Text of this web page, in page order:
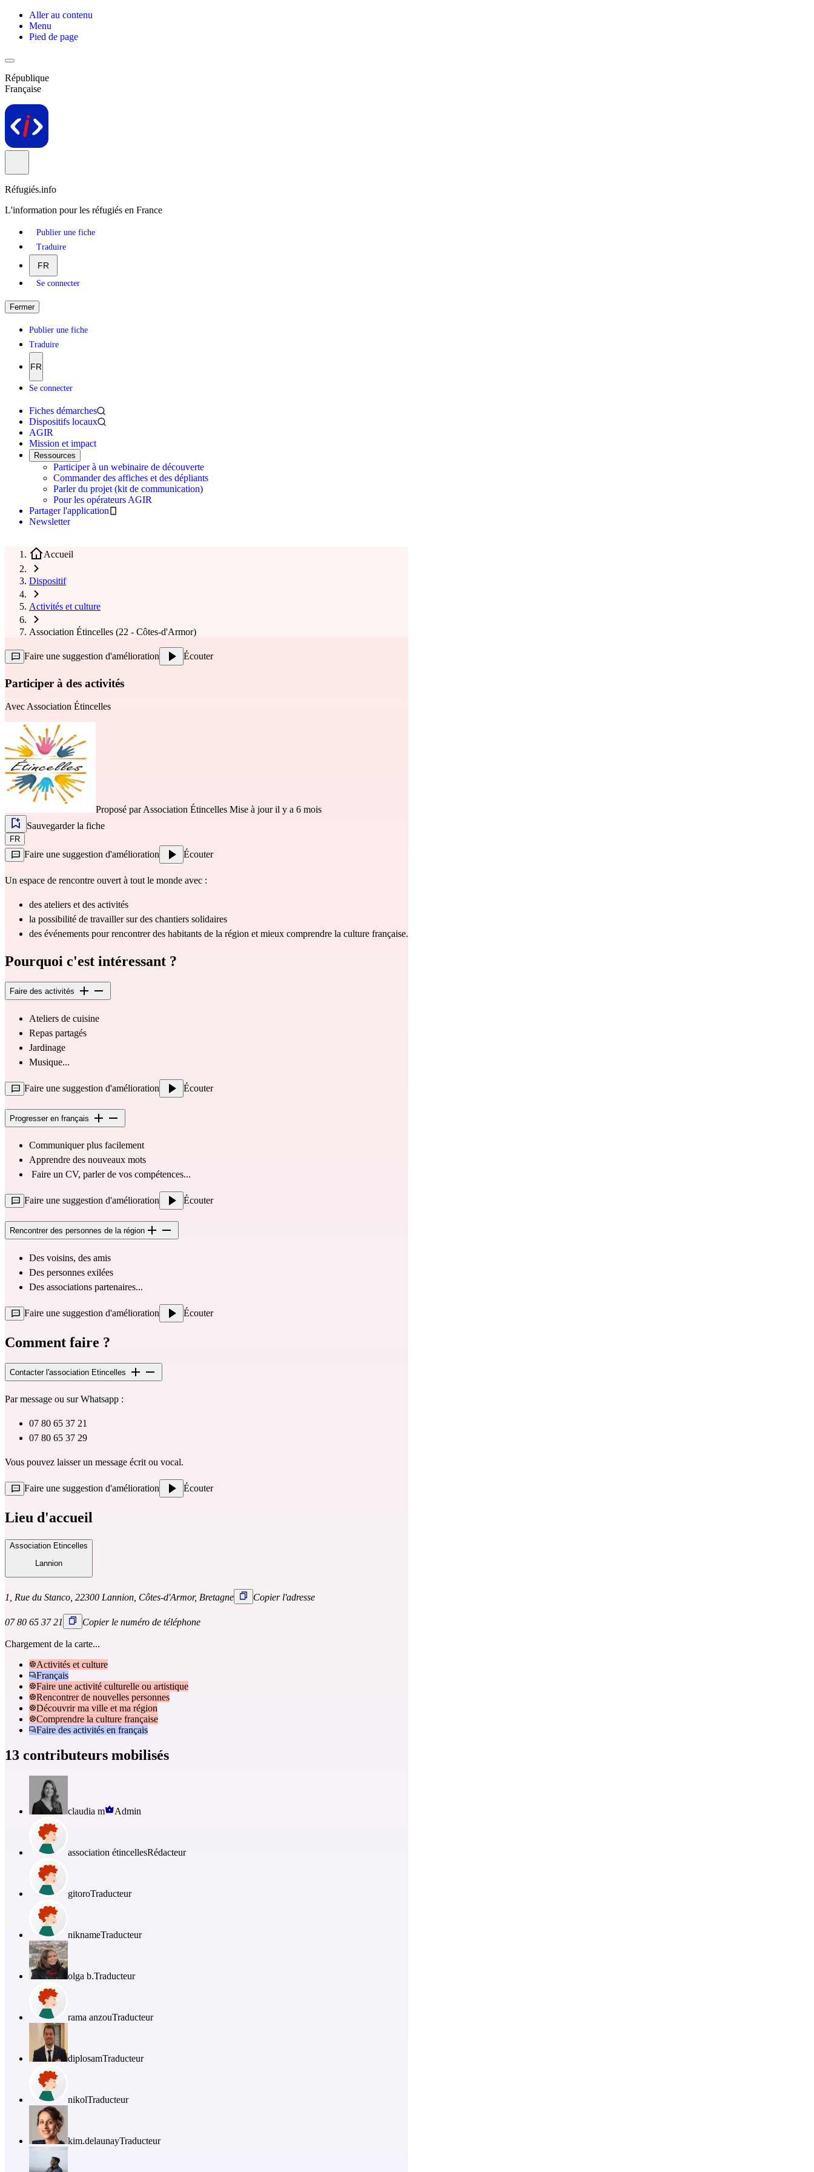
Aller au contenu
Menu
Pied de page
République
Française
Réfugiés.info
L'information pour les réfugiés en France
Publier une fiche
Traduire
FR
Se connecter
Fermer
Publier une fiche
Traduire
FR
Se connecter
Fiches démarches
Dispositifs locaux
AGIR
Mission et impact
Ressources
Participer à un webinaire de découverte
Commander des affiches et des dépliants
Parler du projet (kit de communication)
Pour les opérateurs AGIR
Partager l'application
Newsletter
Accueil
Dispositif
Activités et culture
Association Étincelles (22 - Côtes-d'Armor)
Faire une suggestion d'amélioration Écouter
Participer à des activités
AvecAssociation Étincelles
Proposé parAssociation Étincelles Mise à jour il y a 6 mois
Sauvegarder la fiche
FR
Faire une suggestion d'amélioration Écouter
Un espace de rencontre ouvert à tout le monde avec :
des ateliers et des activités
la possibilité de travailler sur des chantiers solidaires
des événements pour rencontrer des habitants de la région et mieux comprendre la culture française.
Pourquoi c'est intéressant ?
Faire des activités
Ateliers de cuisine
Repas partagés
Jardinage
Musique...
Faire une suggestion d'amélioration Écouter
Progresser en français
Communiquer plus facilement
Apprendre des nouveaux mots
Faire un CV, parler de vos compétences...
Faire une suggestion d'amélioration Écouter
Rencontrer des personnes de la région
Des voisins, des amis
Des personnes exilées
Des associations partenaires...
Faire une suggestion d'amélioration Écouter
Comment faire ?
Contacter l'association Etincelles
Par message ou sur Whatsapp :
07 80 65 37 21
07 80 65 37 29
Vous pouvez laisser un message écrit ou vocal.
Faire une suggestion d'amélioration Écouter
Lieu d'accueil
Association Etincelles
Lannion
1, Rue du Stanco, 22300 Lannion, Côtes-d'Armor, Bretagne Copier l'adresse
07 80 65 37 21 Copier le numéro de téléphone
Chargement de la carte...
Activités et culture
Français
Faire une activité culturelle ou artistique
Rencontrer de nouvelles personnes
Découvrir ma ville et ma région
Comprendre la culture française
Faire des activités en français
13 contributeurs mobilisés
claudia m Admin
association étincellesRédacteur
gitoroTraducteur
niknameTraducteur
olga b.Traducteur
rama anzouTraducteur
diplosamTraducteur
nikolTraducteur
kim.delaunayTraducteur